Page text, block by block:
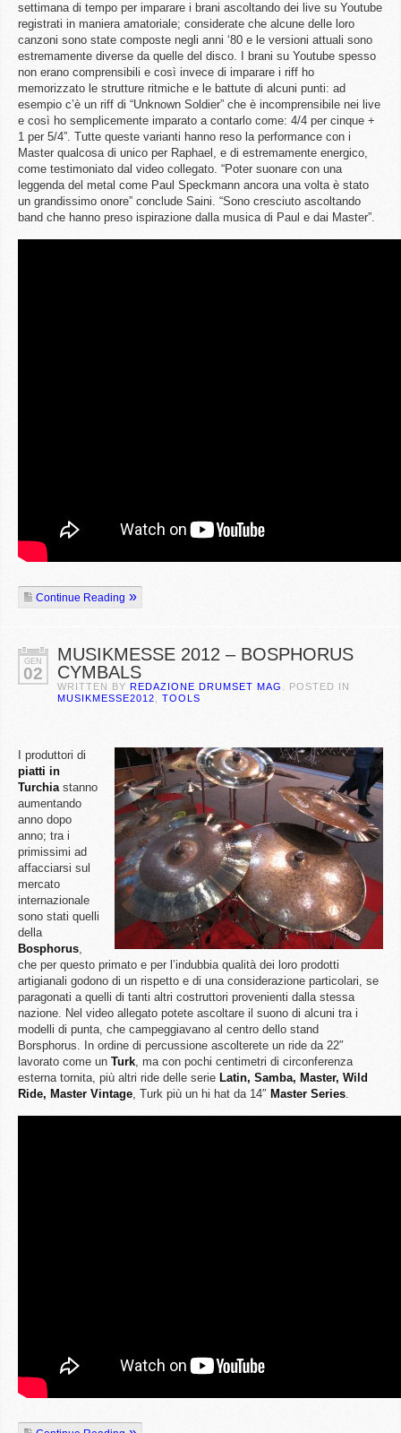
settimana di tempo per imparare i brani ascoltando dei live su Youtube
registrati in maniera amatoriale; considerate che alcune delle loro
canzoni sono state composte negli anni ‘80 e le versioni attuali sono
estremamente diverse da quelle del disco. I brani su Youtube spesso
non erano comprensibili e così invece di imparare i riff ho
memorizzato le strutture ritmiche e le battute di alcuni punti: ad
esempio c’è un riff di “Unknown Soldier” che è incomprensibile nei live
e così ho semplicemente imparato a contarlo come: 4/4 per cinque +
1 per 5/4”. Tutte queste varianti hanno reso la performance con i
Master qualcosa di unico per Raphael, e di estremamente energico,
come testimoniato dal video collegato. “Poter suonare con una
leggenda del metal come Paul Speckmann ancora una volta è stato
un grandissimo onore” conclude Saini. “Sono cresciuto ascoltando
band che hanno preso ispirazione dalla musica di Paul e dai Master”.
Continue Reading
GEN
02
MUSIKMESSE 2012 – BOSPHORUS
CYMBALS
WRITTEN BY REDAZIONE DRUMSET MAG
. POSTED IN
MUSIKMESSE2012
TOOLS
I produttori di
piatti in
Turchiastanno
aumentando
anno dopo
anno; tra i
primissimi ad
affacciarsi sul
mercato
internazionale
sono stati quelli
della
Bosphorus,
che per questo primato e per l’indubbia qualità dei loro prodotti
artigianali godono di un rispetto e di una considerazione particolari, se
paragonati a quelli di tanti altri costruttori provenienti dalla stessa
nazione. Nel video allegato potete ascoltare il suono di alcuni tra i
modelli di punta, che campeggiavano al centro dello stand
Borsphorus. In ordine di percussione ascolterete un ride da 22″
lavorato come un Turk, ma con pochi centimetri di circonferenza
esterna tornita, più altri ride delle serie Latin, Samba, Master, Wild
Ride, Master Vintage, Turk più un hi hat da 14″ Master Series.